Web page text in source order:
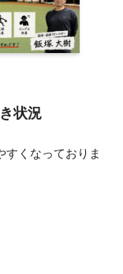
状況
くなっておりま